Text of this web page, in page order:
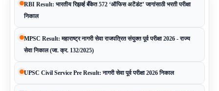
RBI Result: भारतीय रिझर्व्ह बँकेत 572 ‘ऑफिस अटेंडंट’ जागांसाठी भरती परीक्षा
निकाल
MPSC Result: महाराष्ट्र नागरी सेवा राजपत्रित संयुक्त पूर्व परीक्षा 2026 - राज्य
सेवा निकाल (जा. क्र. 132/2025)
UPSC Civil Service Pre Result: नागरी सेवा पूर्व परीक्षा 2026 निकाल